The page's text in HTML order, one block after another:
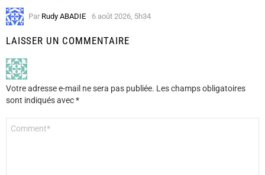
Par Rudy ABADIE 6 août 2026, 5h34
LAISSER UN COMMENTAIRE
Votre adresse e-mail ne sera pas publiée. Les champs obligatoires
sont indiqués avec*